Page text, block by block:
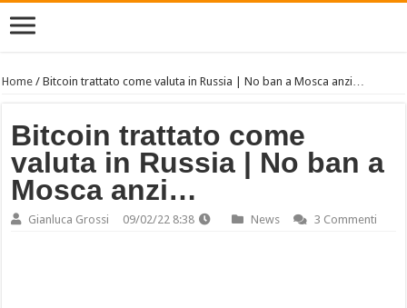
Home /Bitcoin trattato come valuta in Russia | No ban a Mosca anzi…
Bitcoin trattato come
valuta in Russia | No ban a
Mosca anzi…
Gianluca Grossi 09/02/22 8:38 News 3 Commenti